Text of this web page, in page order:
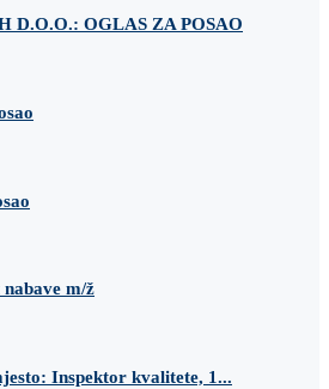
D.O.O.: OGLAS ZA POSAO
m/ž
Inspektor kvalitete, 1...